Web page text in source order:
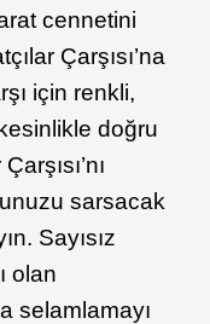
cennetini
Çarşısı’na
için renkli,
doğru
sarsacak
Sayısız
olan
selamlamayı